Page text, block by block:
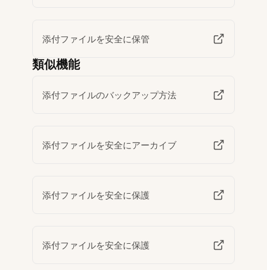
添付ファイルを安全に保管
類似機能
添付ファイルのバックアップ方法
添付ファイルを安全にアーカイブ
添付ファイルを安全に保護
添付ファイルを安全に保護